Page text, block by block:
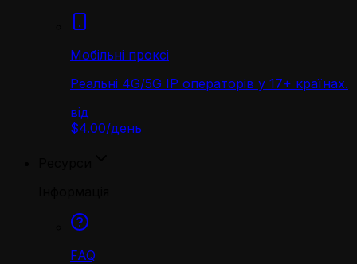
Мобільні проксі
Реальні 4G/5G IP операторів у 17+ країнах.
від
$4.00/день
FAQ